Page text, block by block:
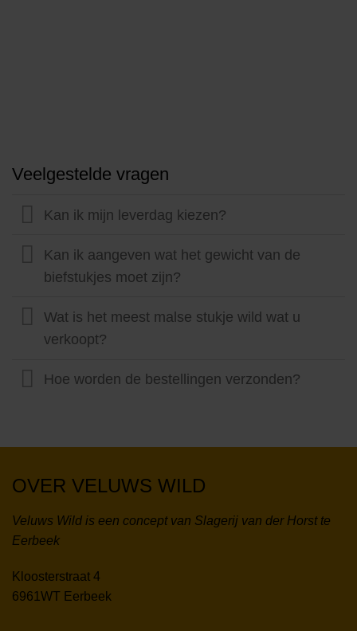
Veelgestelde vragen
Kan ik mijn leverdag kiezen?
Kan ik aangeven wat het gewicht van de
biefstukjes moet zijn?
Wat is het meest malse stukje wild wat u
verkoopt?
Hoe worden de bestellingen verzonden?
OVER VELUWS WILD
Veluws Wild is een concept van Slagerij van der Horst te
Eerbeek
Kloosterstraat 4
6961WT Eerbeek